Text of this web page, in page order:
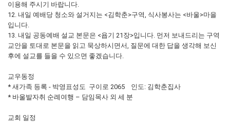
이용해 주시기 바랍니다.
12. 내일 예배당 청소와 설거지는 <김학춘>구역, 식사봉사는 <바울>마을
입니다.
13. 내일 공동예배 설교 본문은 <욥기 21장>입니다. 먼저 보내드리는 구역
교안을 토대로 본문을 읽고 묵상하시면서, 질문에 대한 답을 생각해 보신
후에 설교를 들을 수 있으면 좋겠습니다.
교우동정
* 새가족 등록 - 박영표성도 구이로 2065 인도: 김학춘집사
* 바울발자취 순례여행 – 담임목사 외 세 분
교회 일정